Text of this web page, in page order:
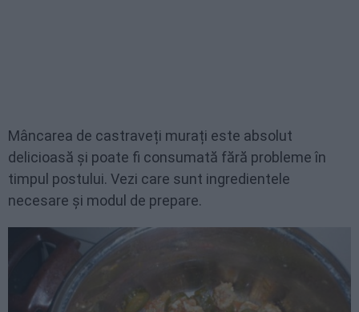
Mâncarea de castraveți murați este absolut
delicioasă și poate fi consumată fără probleme în
timpul postului. Vezi care sunt ingredientele
necesare și modul de prepare.